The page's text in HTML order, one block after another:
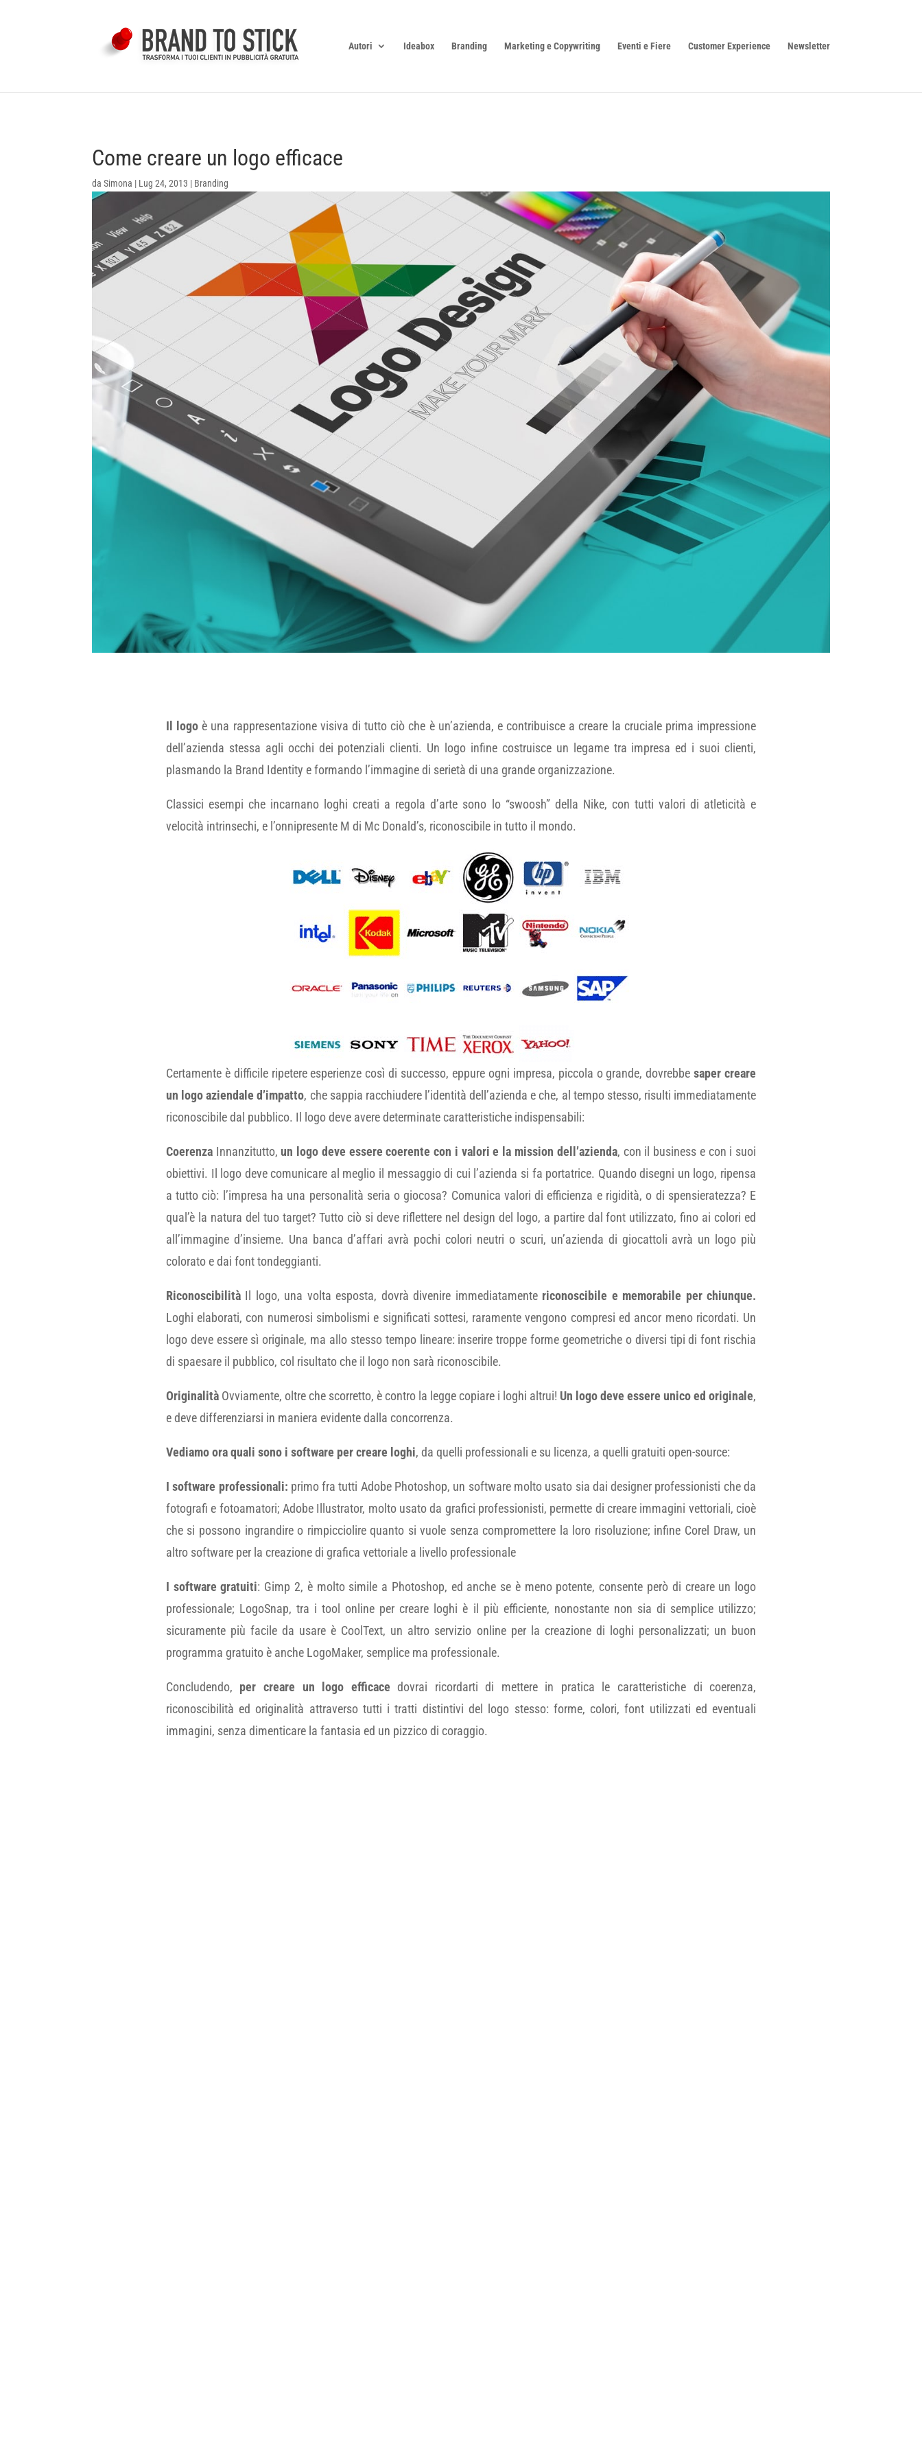
Autori Ideabox Branding Marketing e Copywriting Eventi e Fiere Customer Experience Newsletter
Come creare un logo efficace
daSimona | Lug 24, 2013 | Branding
Il logo è una rappresentazione visiva di tutto ciò che è un’azienda, e contribuisce a creare la cruciale prima impressione
dell’azienda stessa agli occhi dei potenziali clienti. Un logo infine costruisce un legame tra impresa ed i suoi clienti,
plasmando la Brand Identity e formando l’immagine di serietà di una grande organizzazione.
Classici esempi che incarnano loghi creati a regola d’arte sono lo “swoosh” della Nike, con tutti valori di atleticità e
velocità intrinsechi, e l’onnipresente M di Mc Donald’s, riconoscibile in tutto il mondo.
Certamente è difficile ripetere esperienze così di successo, eppure ogni impresa, piccola o grande, dovrebbesaper creare
un logo aziendale d’impatto, che sappia racchiudere l’identità dell’azienda e che, al tempo stesso, risulti immediatamente
riconoscibile dal pubblico. Il logo deve avere determinate caratteristiche indispensabili:
CoerenzaInnanzitutto, un logo deve essere coerente con i valori e la mission dell’azienda, con il business e con i suoi
obiettivi. Il logo deve comunicare al meglio il messaggio di cui l’azienda si fa portatrice. Quando disegni un logo, ripensa
a tutto ciò: l’impresa ha una personalità seria o giocosa? Comunica valori di efficienza e rigidità, o di spensieratezza? E
qual’è la natura del tuo target? Tutto ciò si deve riflettere nel design del logo, a partire da l font utilizzato, fino ai colori ed
all’immagine d’insieme. Una banca d’affari avrà pochi colori neutri o scuri, un’azienda di giocattoli avrà un logo più
colorato e dai font tondeggianti.
RiconoscibilitàIl logo, una volta esposta, dovrà divenire immediatamente riconoscibile e memorabile per chiunque.
Loghi elaborati, con numerosi simbolismi e significati sottesi, raramente vengono compresi ed ancor meno ricordati. Un
logo deve essere sì originale, ma allo stesso tempo lineare: inserire troppe forme geometriche o diversi tipi di font rischia
di spaesare il pubblico, col risultato che il logo non sarà riconoscibile.
OriginalitàOvviamente, oltre che scorretto, è contro la legge copiare i loghi altrui! Un logo deve essere unico ed originale,
e deve differenziarsi in maniera evidente dalla concorrenza.
Vediamo ora quali sono i software per creare loghi, da quelli professionali e su licenza, a quelli gratuiti open-source:
I software professionali: primo fra tutti Adobe Photoshop, un software molto usato sia dai designer professionisti che da
fotografi e fotoamatori; Adobe Illustrator, molto usato da grafici professionisti, permette di creare immagini vettoriali, cioè
che si possono ingrandire o rimpicciolire quanto si vuole senza compromettere la loro risoluzione; infine Corel Draw, un
altro software per la creazione di grafica vettoriale a livello professionale
I software gratuiti: Gimp 2, è molto simile a Photoshop, ed anche se è meno potente, consente però di creare un logo
professionale; LogoSnap, tra i tool online per creare loghi è il più efficiente, nonostante non sia di semplice utilizzo;
sicuramente più facile da usare è CoolText, un altro servizio online per la creazione di loghi personalizzati; un buon
programma gratuito è anche LogoMaker, semplice ma professionale.
Concludendo, per creare un logo efficace dovrai ricordarti di mettere in pratica le caratteristiche di coerenza,
riconoscibilità ed originalità attraverso tutti i tratti distintivi del logo stesso: forme, colori, font utilizzati ed eventuali
immagini, senza dimenticare la fantasia ed un pizzico di coraggio.